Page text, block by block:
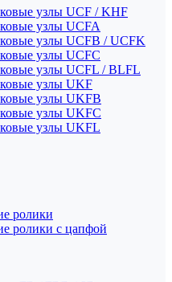
узлы UCF / KHF
узлы UCFA
узлы UCFB / UCFK
узлы UCFC
узлы UCFL / BLFL
узлы UKF
узлы UKFB
узлы UKFC
узлы UKFL
ролики
ролики с цапфой